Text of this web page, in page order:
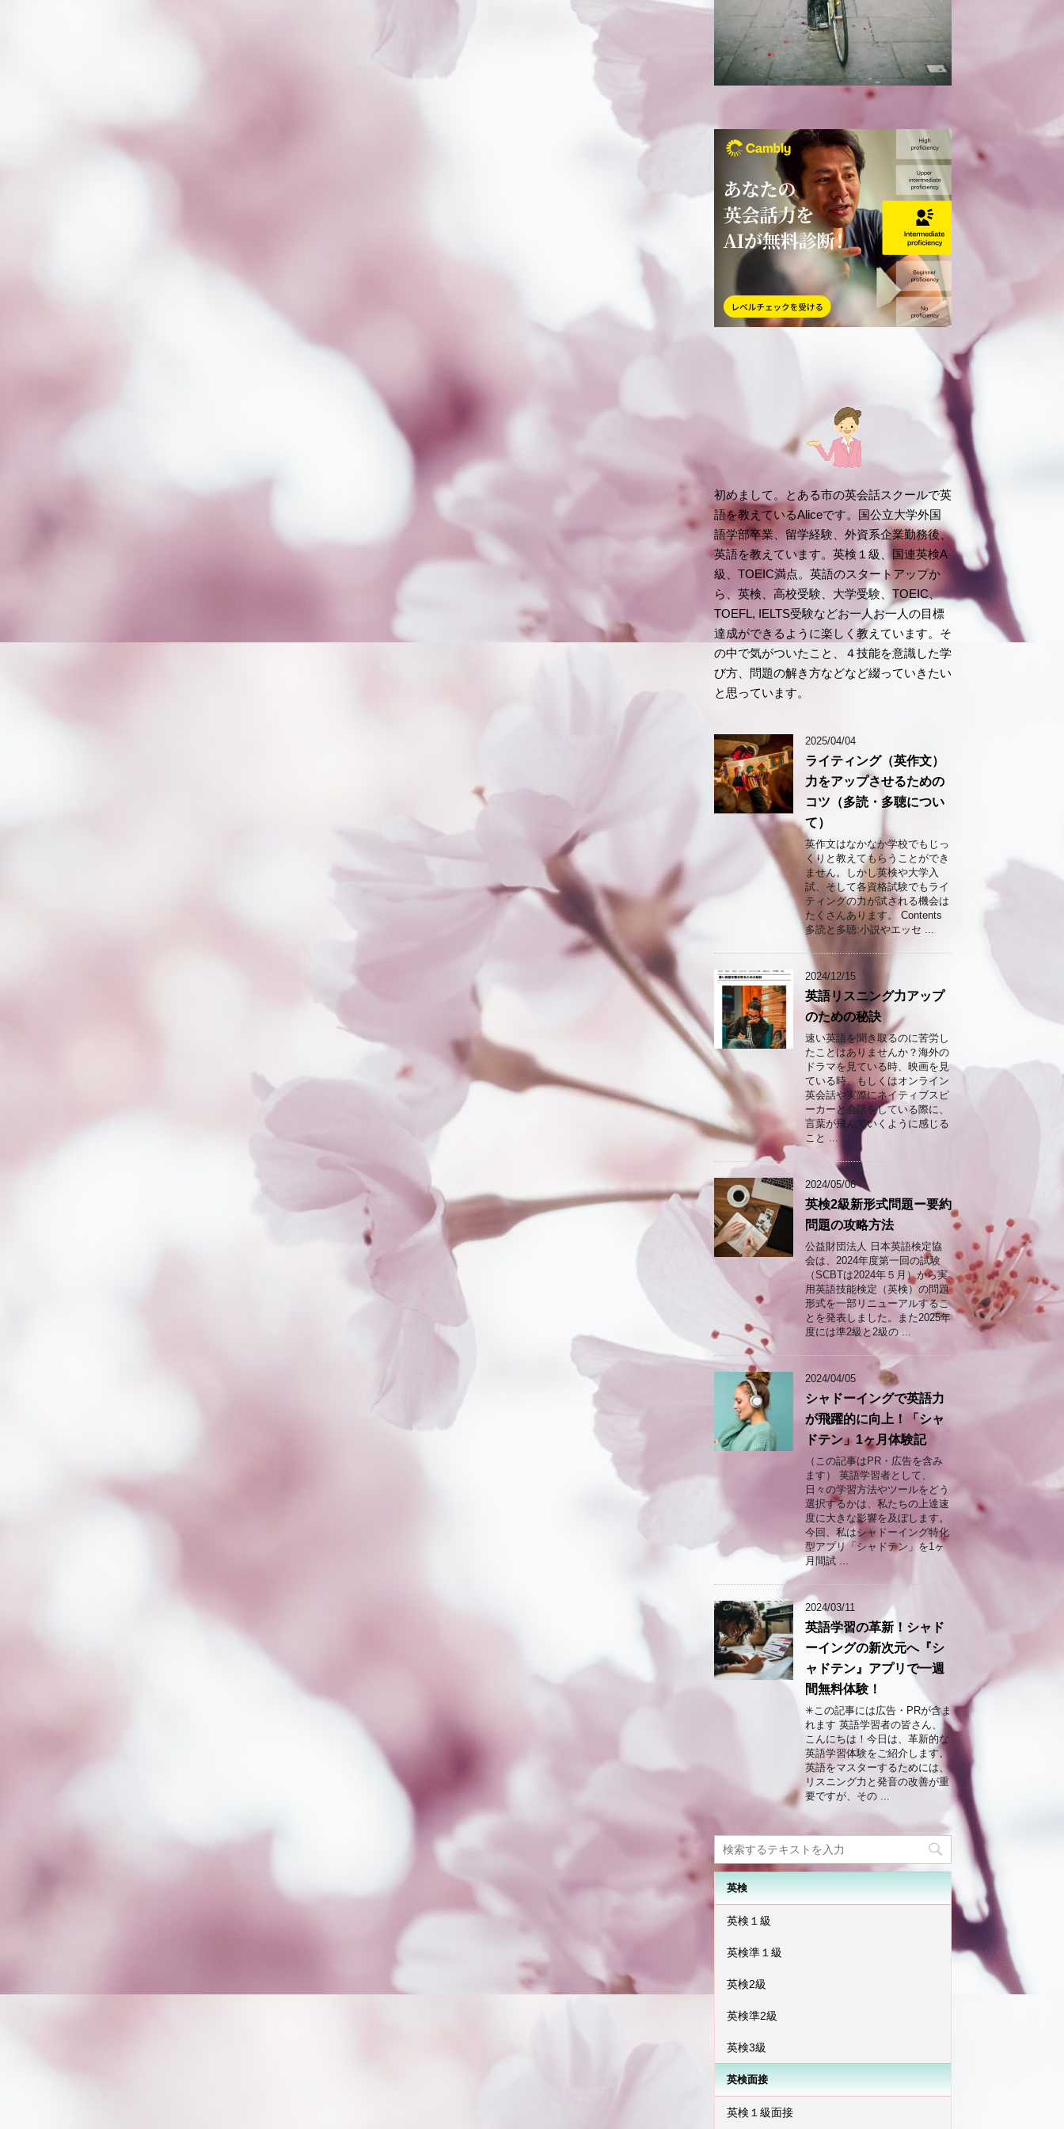
初めまして。とある市の英会話スクールで英
語を教えているAliceです。国公立大学外国
語学部卒業、留学経験、外資系企業勤務後、
英語を教えています。英検１級、国連英検A
級、TOEIC満点。英語のスタートアップか
ら、英検、高校受験、大学受験、TOEIC、
TOEFL, IELTS受験などお一人お一人の目標
達成ができるように楽しく教えています。そ
の中で気がついたこと、４技能を意識した学
び方、問題の解き方などなど綴っていきたい
と思っています。
2025/04/04
ライティング（英作文）
力をアップさせるための
コツ（多読・多聴につい
て）
英作文はなかなか学校でもじっ
くりと教えてもらうことができ
ません。しかし英検や大学入
試、そして各資格試験でもライ
ティングの力が試される機会は
たくさんあります。 Contents
多読と多聴:小説やエッセ ...
2024/12/15
英語リスニング力アップ
のための秘訣
速い英語を聞き取るのに苦労し
たことはありませんか？海外の
ドラマを見ている時、映画を見
ている時、もしくはオンライン
英会話や実際にネイティブスピ
ーカーと会話をしている際に、
言葉が飛んでいくように感じる
こと ...
2024/05/06
英検2級新形式問題ー要約
問題の攻略方法
公益財団法人 日本英語検定協
会は、2024年度第一回の試験
（SCBTは2024年５月）から実
用英語技能検定（英検）の問題
形式を一部リニューアルするこ
とを発表しました。また2025年
度には準2級と2級の ...
2024/04/05
シャドーイングで英語力
が飛躍的に向上！「シャ
ドテン」1ヶ月体験記
（この記事はPR・広告を含み
ます） 英語学習者として、
日々の学習方法やツールをどう
選択するかは、私たちの上達速
度に大きな影響を及ぼします。
今回、私はシャドーイング特化
型アプリ「シャドテン」を1ヶ
月間試 ...
2024/03/11
英語学習の革新！シャド
ーイングの新次元へ『シ
ャドテン』アプリで一週
間無料体験！
✳︎この記事には広告・PRが含ま
れます 英語学習者の皆さん、
こんにちは！今日は、革新的な
英語学習体験をご紹介します。
英語をマスターするためには、
リスニング力と発音の改善が重
要ですが、その ...
英検
英検１級
英検準１級
英検2級
英検準2級
英検3級
英検面接
英検１級面接